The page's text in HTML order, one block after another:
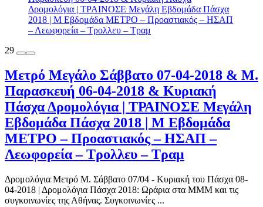
29
Μετρό Μεγάλο Σάββατο 07-04-2018 & Μ.
Παρασκευή 06-04-2018 & Κυριακή
Πάσχα Δρομολόγια | ΤΡΑΙΝΟΣΕ Μεγάλη
Εβδομάδα Πάσχα 2018 | Μ Εβδομάδα
ΜΕΤΡΟ – Προαστιακός – ΗΣΑΠ –
Λεωφορεία – Τρολλευ – Τραμ
Δρομολόγια Μετρό Μ. Σάββατο 07/04 - Κυριακή του Πάσχα 08-
04-2018 | Δρομολόγια Πάσχα 2018: Ωράρια στα ΜΜΜ και τις
συγκοινωνίες της Αθήνας. Συγκοινωνίες ...